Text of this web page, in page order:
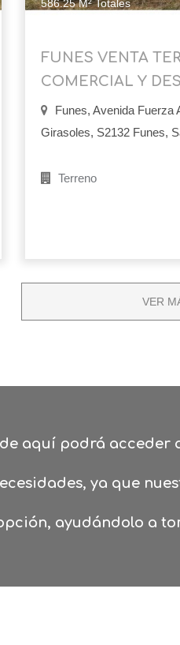
586.25 M² Totales
FUNES VENTA
COMERCIAL Y
Funes, Avenida Fuerza
Girasoles, S2132 Funes,
Terreno
VER
aquí podrá
ya que
ayudándolo a